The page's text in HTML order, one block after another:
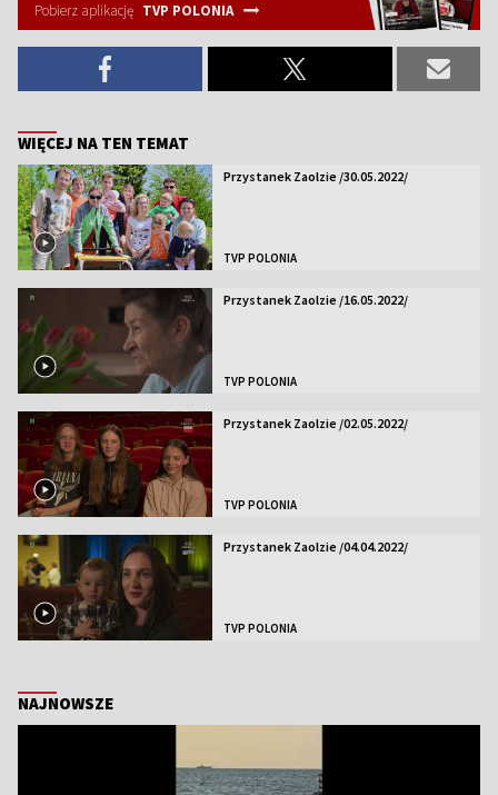
Pobierz aplikację TVP POLONIA
WIĘCEJ NA TEN TEMAT
Przystanek Zaolzie /30.05.2022/
TVP POLONIA
Przystanek Zaolzie /16.05.2022/
TVP POLONIA
Przystanek Zaolzie /02.05.2022/
TVP POLONIA
Przystanek Zaolzie /04.04.2022/
TVP POLONIA
NAJNOWSZE